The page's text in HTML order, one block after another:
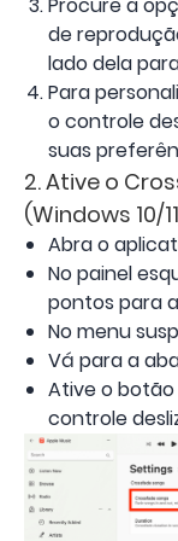
Procure a
de
lado dela
Para
o controle
suas
2. Ative o
(Windows 10/
Abra o
No painel
pontos para
No menu
Vá para a
Ative o botão
controle